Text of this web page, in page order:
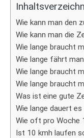
Wie kann man den
Wie kann man die
Wie lange braucht
Wie lange fährt
Wie lange braucht
Wie lange braucht
Was ist eine gute
Wie lange dauert
Wie oft pro Woche
Ist 10 kmh laufen